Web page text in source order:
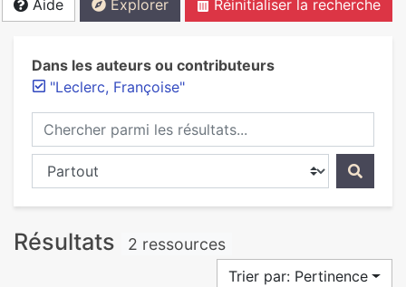
Aide Explorer Réinitialiser la recherche
Dans les auteurs ou contributeurs
"Leclerc, Françoise"
Chercher parmi les résultats...
Chercher dans...
Résultats 2 ressources
Trier par: Pertinence